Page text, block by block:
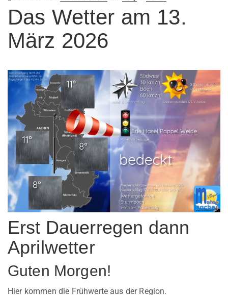
am
Das Wetter am 13.
März 2026
Erst Dauerregen dann
Aprilwetter
Guten Morgen!
Hier kommen die Frühwerte aus der Region.